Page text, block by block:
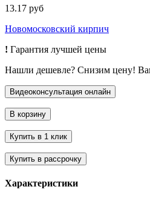
13.17 руб
Новомосковский кирпич
! Гарантия лучшей цены
Нашли дешевле? Снизим цену!
Характеристики